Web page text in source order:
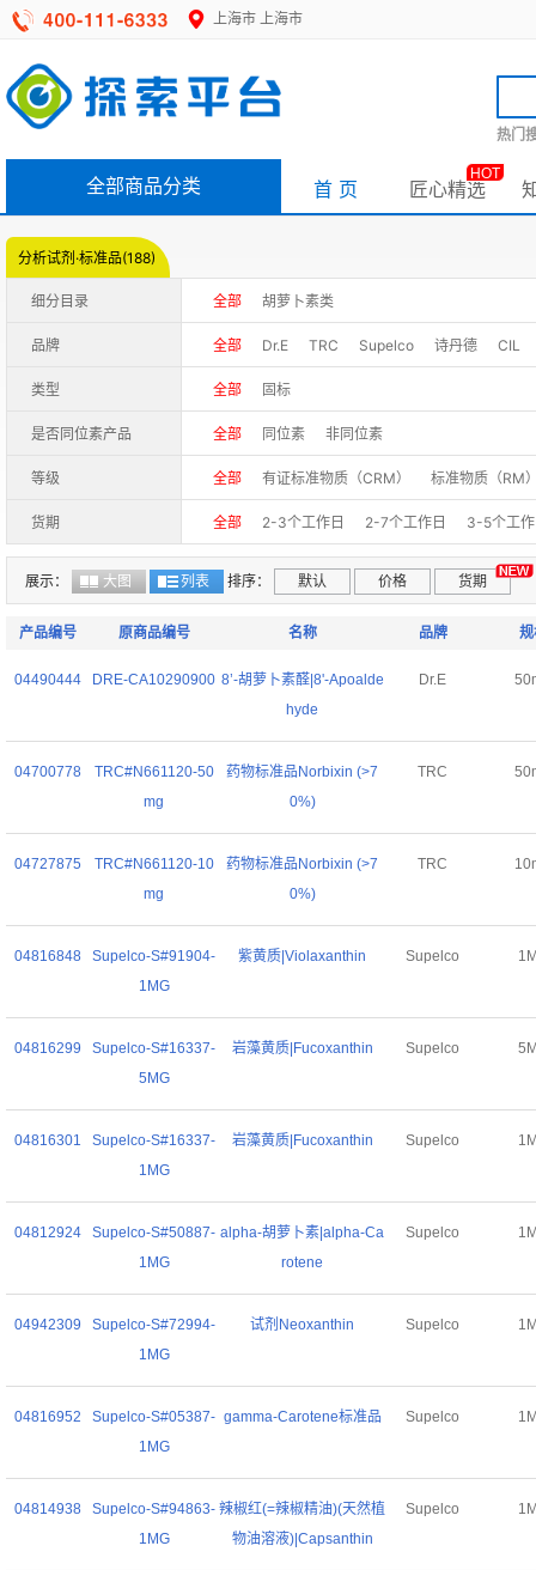
上海市 上海市
热门
全部商品分类 首 页 匠心精选
HOT
分析试剂·标准品(188)
细分目录 全部 胡萝卜素类
品牌 全部 Dr.E TRC Supelco 诗丹德
CIL
Extrasynthese
类型 全部 固标
是否同位素产品 全部 同位素 非同位素
等级 全部 有证标准物质（CRM） 标准物质（RM
货期 全部 2-3个工作日 2-7个工作日
3-5个工
40-60个工作日
期货
展示：
大图 列表 排序： 默认 价格 货期
产品编号 原商品编号 名称 品牌 规
04490444 DRE-CA10290900 8’-胡萝卜素醛|8'-Apoalde
hyde
Dr.E
04700778
TRC#N661120-50
mg
药物标准品Norbixin (>7
0%)
TRC
04727875
TRC#N661120-10
mg
药物标准品Norbixin (>7
0%)
TRC
04816848
Supelco-S#91904-
1MG
紫黄质|Violaxanthin Supelco
04816299
Supelco-S#16337-
5MG
岩藻黄质|Fucoxanthin Supelco
04816301
Supelco-S#16337-
1MG
岩藻黄质|Fucoxanthin Supelco
04812924
Supelco-S#50887-
1MG
alpha-胡萝卜素|alpha-Ca
rotene
Supelco
04942309
Supelco-S#72994-
1MG
试剂Neoxanthin Supelco
04816952
Supelco-S#05387-
1MG
gamma-Carotene标准品 Supelco
04814938
Supelco-S#94863-
1MG
辣椒红(=辣椒精油)(天然植
物油溶液)|Capsanthin
Supelco